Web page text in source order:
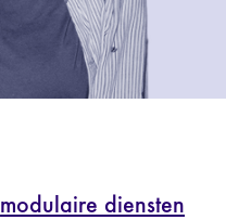
modulaire diensten